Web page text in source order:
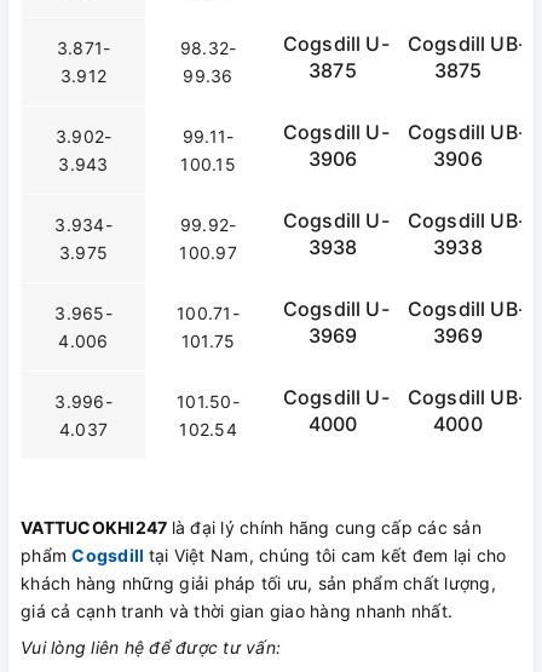
3.871-
3.912
98.32-
99.36
Cogsdill U-
3875
Cogsdill UB-
3875
3.902-
3.943
99.11-
100.15
Cogsdill U-
3906
Cogsdill UB-
3906
3.934-
3.975
99.92-
100.97
Cogsdill U-
3938
Cogsdill UB-
3938
3.965-
4.006
100.71-
101.75
Cogsdill U-
3969
Cogsdill UB-
3969
3.996-
4.037
101.50-
102.54
Cogsdill U-
4000
Cogsdill UB-
4000
VATTUCOKHI247 là đại lý chính hãng cung cấp các sản
phẩmCogsdill tại Việt Nam, chúng tôi cam kết đem lại cho
khách hàng những giải pháp tối ưu, sản phẩm chất lượng,
giá cả cạnh tranh và thời gian giao hàng nhanh nhất.
Vui lòng liên hệ để được tư vấn: